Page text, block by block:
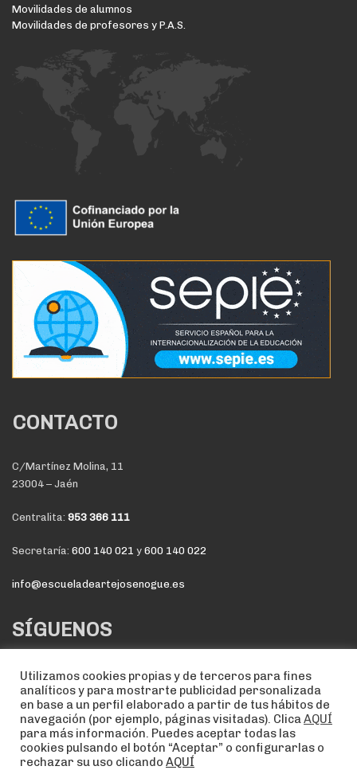
Movilidades de alumnos
Movilidades de profesores y P.A.S.
CONTACTO
C/Martínez Molina, 11
23004 – Jaén
Centralita: 953 366 111
Secretaría: 600 140 021 y 600 140 022
info@escueladeartejosenogue.es
SÍGUENOS
NOTA LEGAL POLÍTICA DE COOKIES
Utilizamos cookies propias y de terceros para fines
analíticos y para mostrarte publicidad personalizada
en base a un perfil elaborado a partir de tus hábitos de
navegación (por ejemplo, páginas visitadas). ClicaAQUÍ
para más información. Puedes aceptar todas las
cookies pulsando el botón “Aceptar” o configurarlas o
rechazar su uso clicando AQUÍ